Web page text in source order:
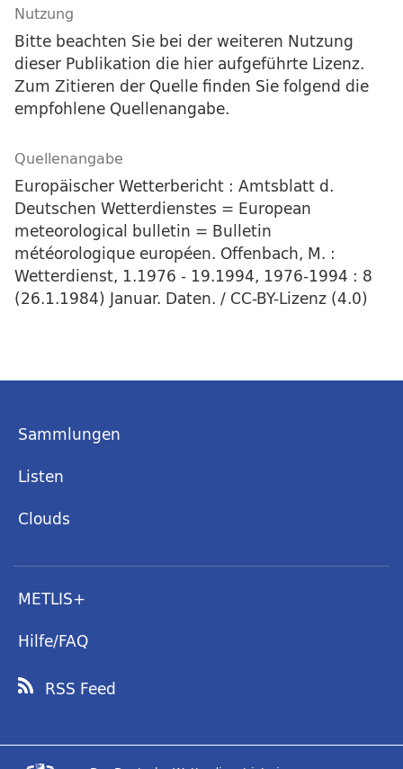
Nutzung
Bitte beachten Sie bei der weiteren Nutzung
dieser Publikation die hier aufgeführte Lizenz.
Zum Zitieren der Quelle finden Sie folgend die
empfohlene Quellenangabe.
Quellenangabe
Europäischer Wetterbericht : Amtsblatt d.
Deutschen Wetterdienstes = European
meteorological bulletin = Bulletin
météorologique européen. Offenbach, M. :
Wetterdienst, 1.1976 - 19.1994, 1976-1994 : 8
(26.1.1984) Januar. Daten. / CC-BY-Lizenz (4.0)
Sammlungen
Listen
Clouds
METLIS+
Hilfe/FAQ
RSS Feed